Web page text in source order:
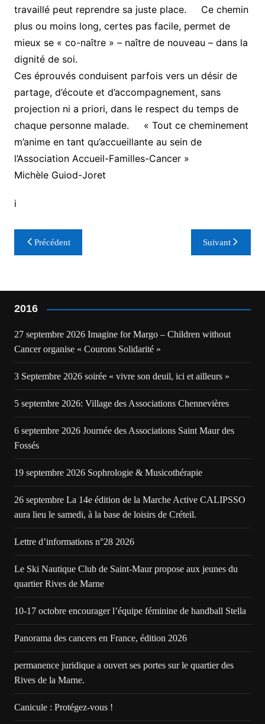
travaillé peut reprendre sa juste place. Ce chemin
plus ou moins long, certes pas facile, permet de
mieux se « co-naître » – naître de nouveau – dans la
dignité de soi.
Ces éprouvés conduisent parfois vers un désir de
partage, d’écoute et d’accompagnement, sans
projection ni a priori, dans le respect du temps de
chaque personne malade. « Tout ce cheminement
m’anime en tant qu’accueillante au sein de
l’Association Accueil-Familles-Cancer »
Michèle Guiod-Joret
i
Navigation
de
Précédent Suivant
2016
27 septembre 2026 Imagine for Margo – Children without
Cancer organise « Courons Solidarité »
3 Septembre 2026 soirée « vivre son deuil, ici et ailleurs »
5 septembre 2026: Village des Associations Chennevières
6 septembre 2026 Journée des Associations Saint Maur des
Fossés
19 septembre 2026 Sophrologie & Musicothérapie
26 septembre La 14e édition de la Marche Active CALIPSSO
aura lieu le samedi, à la base de loisirs de Créteil.
Lettre d’informations n°28 2026
Le Ski Nautique Club de Saint-Maur propose aux jeunes du
quartier Rives de Marne
10-17 octobre encourager l’équipe féminine de handball Stella
Panorama des cancers en France, édition 2026
permanence juridique a ouvert ses portes sur le quartier des
Rives de la Marne.
Canicule : Protégez-vous !